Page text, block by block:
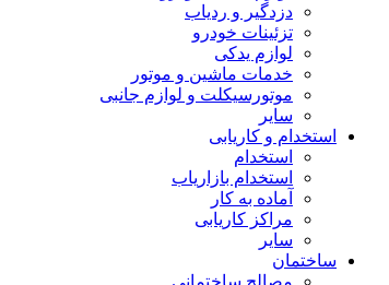
دزدگیر و ردیاب
تزئینات خودرو
لوازم یدکی
خدمات ماشین و موتور
موتورسیکلت و لوازم جانبی
سایر
استخدام و کاریابی
استخدام
استخدام بازاریاب
آماده به کار
مراکز کاریابی
سایر
ساختمان